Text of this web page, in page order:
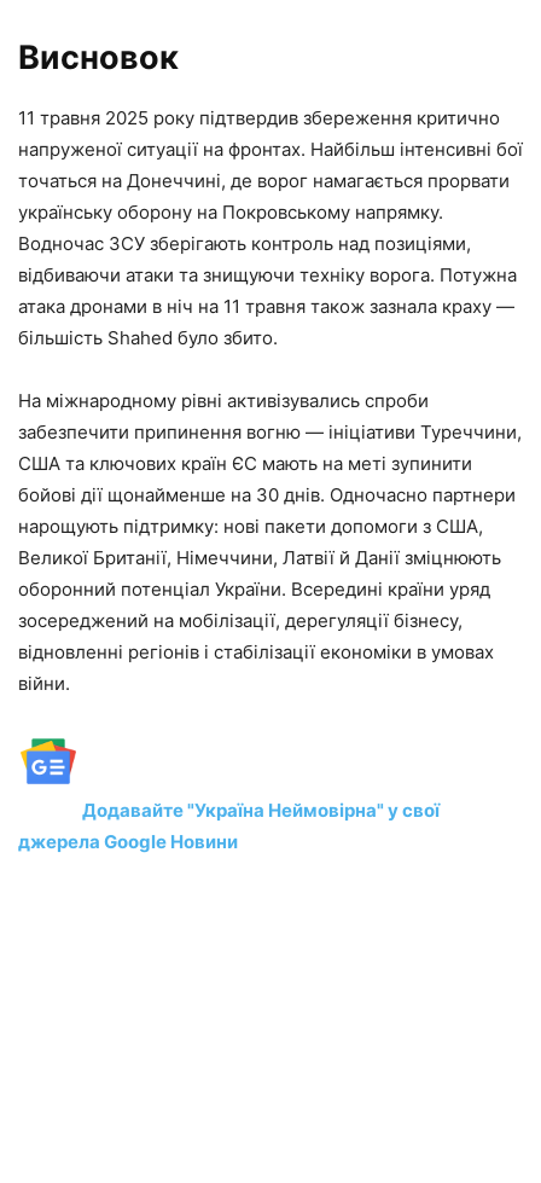
Висновок
11 травня 2025 року підтвердив збереження критично
напруженої ситуації на фронтах. Найбільш інтенсивні бої
точаться на Донеччині, де ворог намагається прорвати
українську оборону на Покровському напрямку.
Водночас ЗСУ зберігають контроль над позиціями,
відбиваючи атаки та знищуючи техніку ворога. Потужна
атака дронами в ніч на 11 травня також зазнала краху —
більшість Shahed було збито.
На міжнародному рівні активізувались спроби
забезпечити припинення вогню — ініціативи Туреччини,
США та ключових країн ЄС мають на меті зупинити
бойові дії щонайменше на 30 днів. Одночасно партнери
нарощують підтримку: нові пакети допомоги з США,
Великої Британії, Німеччини, Латвії й Данії зміцнюють
оборонний потенціал України. Всередині країни уряд
зосереджений на мобілізації, дерегуляції бізнесу,
відновленні регіонів і стабілізації економіки в умовах
війни.
Додавайте "Україна Неймовірна" у свої
джерела Google Новини